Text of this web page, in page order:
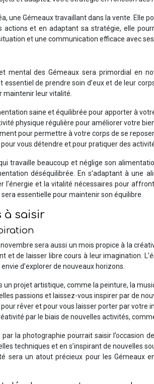
une Gémeaux travaillant dans la vente. Elle
actions et en adaptant sa stratégie, elle
et une communication efficace avec
mental des Gémeaux sera primordial en
de prendre soin d’eux et de leur
leur vitalité.
saine et équilibrée pour apporter à
physique régulière pour améliorer votre
pour permettre à votre corps de se
vous détendre et pour pratiquer des
travaille beaucoup et néglige son
déséquilibrée. En s’adaptant à une
l’énergie et la vitalité nécessaires pour
essentielle pour maintenir son équilibre.
à saisir
sera aussi un mois propice à la
et de laisser libre cours à leur imagination.
d’explorer de nouveaux horizons.
un projet artistique, comme la peinture, la
passions et laissez-vous inspirer par de
rêver et pour vous laisser porter par votre
par le biais de nouvelles activités,
par la photographie pourrait saisir l’occasion
techniques et en s’inspirant de nouvelles
sera un atout précieux pour les Gémeaux